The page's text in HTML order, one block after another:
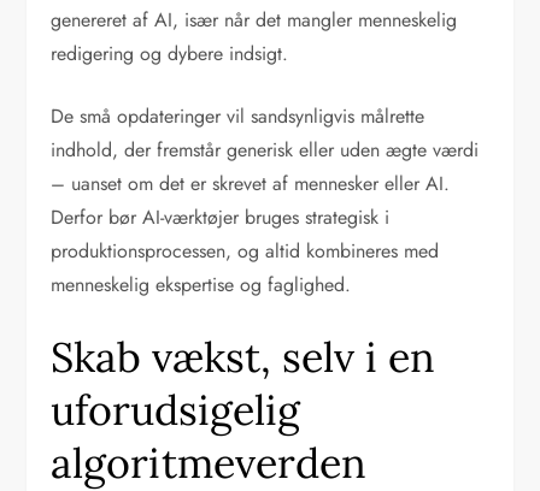
genereret af AI, især når det mangler menneskelig
redigering og dybere indsigt.
De små opdateringer vil sandsynligvis målrette
indhold, der fremstår generisk eller uden ægte værdi
– uanset om det er skrevet af mennesker eller AI.
Derfor bør AI-værktøjer bruges strategisk i
produktionsprocessen, og altid kombineres med
menneskelig ekspertise og faglighed.
Skab vækst, selv i en
uforudsigelig
algoritmeverden